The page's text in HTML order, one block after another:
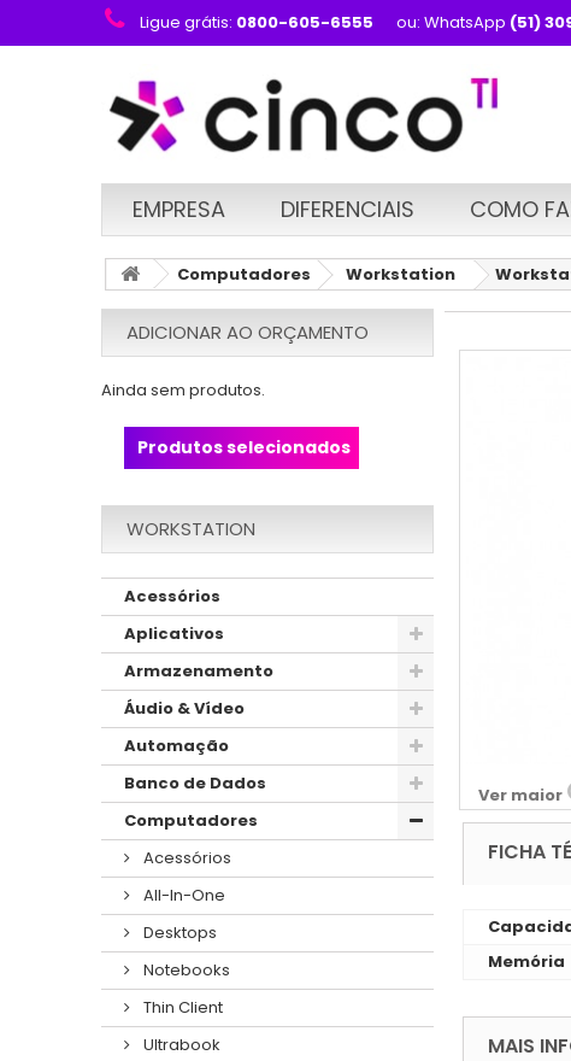
Ligue grátis: 0800-605-6555 ou: WhatsApp (51)
EMPRESA DIFERENCIAIS COMO
Computadores Workstation
ADICIONAR AO ORÇAMENTO
Ainda sem produtos.
Produtos selecionados
WORKSTATION
Acessórios
Aplicativos
Armazenamento
Áudio & Vídeo
Automação
Banco de Dados
Computadores
Acessórios
All-In-One
Desktops
Notebooks
Thin Client
Ultrabook
Ver maior
FICHA
Memória
MAIS